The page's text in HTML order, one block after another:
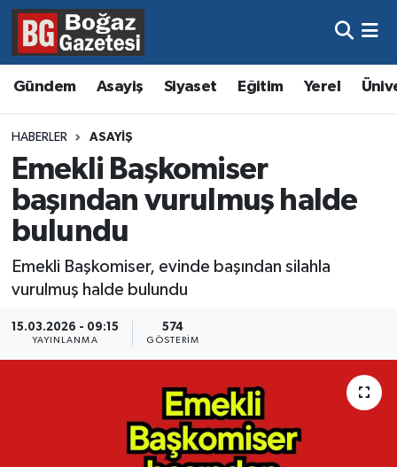
Gündem Asayiş Siyaset Eğitim Yerel
HABERLER ASAYIŞ
Emekli Başkomiser
başından vurulmuş halde
bulundu
Emekli Başkomiser, evinde başından silahla
vurulmuş halde bulundu
15.03.2026 - 09:15
YAYINLANMA
574
GÖSTERIM
Asayiş
Eğitim
Ekonomi
Gündem
Magazin
Resmi İlanlar
Hava Durumu
Trafik Durumu
Süper Lig Puan Durumu ve Fikstür
Tüm Manşetler
Haber Arşivi